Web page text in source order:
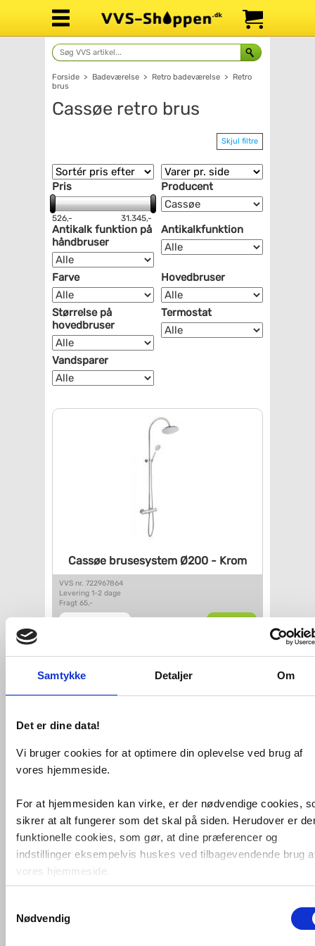
Samtykke Detaljer Om
Det er dine data!
Vi bruger cookies for at optimere din oplevelse ved brug af
vores hjemmeside.
For at hjemmesiden kan virke, er der nødvendige cookies,
sikrer at alt fungerer som det skal på siden. Herudover er
funktionelle cookies, som gør, at dine præferencer og
indstillinger eksempelvis huskes ved tilbagevendende brug
vores hjemmeside.
Foruden nødvendige og funktionelle cookies er der
cookies. Disse bruger vi bl.a. til at måle trafik, omsætning,
Nødvendig
Forside > Badeværelse > Retro badeværelse >
Retro
brus
Cassøe retro brus
Skjul filtre
Pris
526,- 31.345,-
Producent
Antikalk funktion på
håndbruser
Antikalkfunktion
Farve Hovedbruser
Størrelse på
hovedbruser
Termostat
Vandsparer
Cassøe brusesystem Ø200 - Krom
VVS nr. 722967864
Levering 1-2 dage
Fragt 65,-
Cassøe Classic brusesystem -
Bronze
VVS nr. 15000B
Fragt 0,-